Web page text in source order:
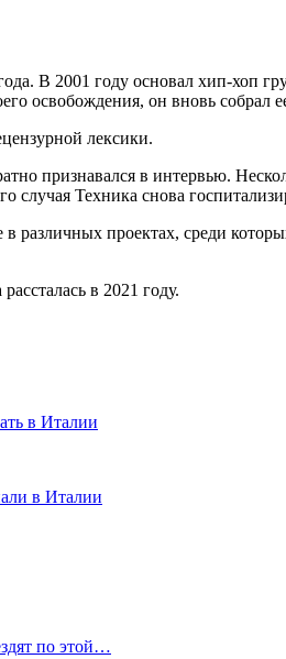
В 2001 году основал хип-хоп
освобождения, он вновь собрал
лексики.
признавался в интервью.
Техника снова
различных проектах, среди
в 2021 году.
в Италии
в Италии
по этой…